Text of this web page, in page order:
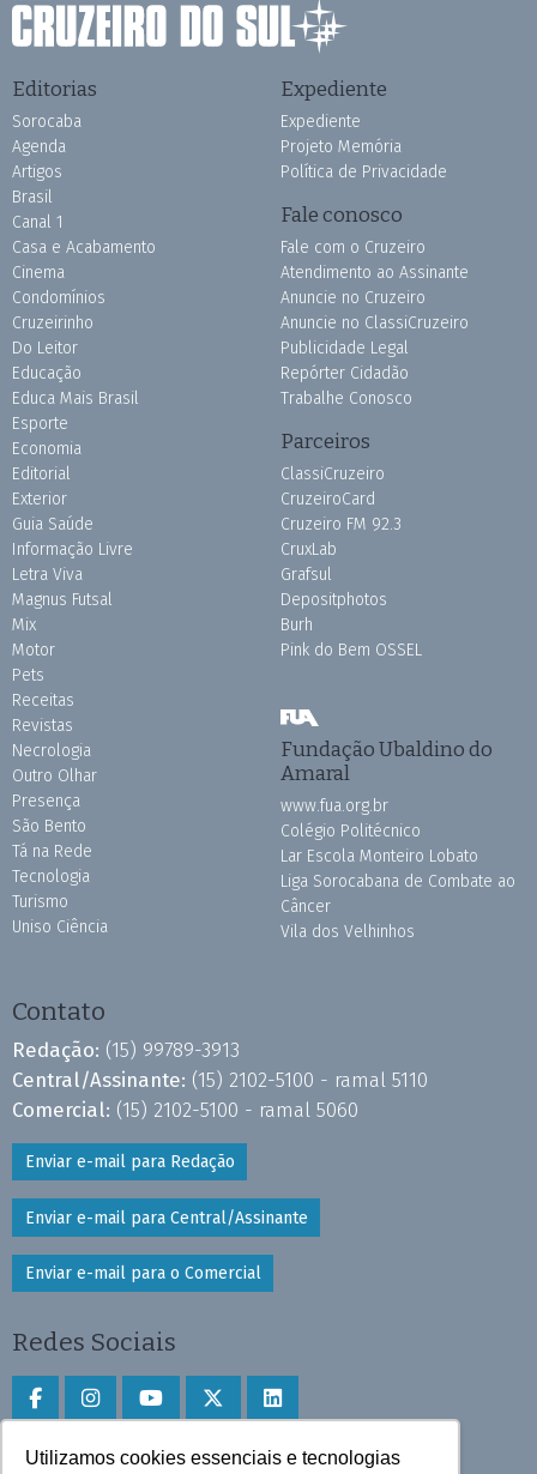
Utilizamos cookies essenciais e tecnologias
Editorias
Sorocaba
Agenda
Artigos
Brasil
Canal 1
Casa e Acabamento
Cinema
Condomínios
Cruzeirinho
Do Leitor
Educação
Educa Mais Brasil
Esporte
Economia
Editorial
Exterior
Guia Saúde
Informação Livre
Letra Viva
Magnus Futsal
Mix
Motor
Pets
Receitas
Revistas
Necrologia
Outro Olhar
Presença
São Bento
Tá na Rede
Tecnologia
Turismo
Uniso Ciência
Expediente
Expediente
Projeto Memória
Política de Privacidade
Fale conosco
Fale com o Cruzeiro
Atendimento ao Assinante
Anuncie no Cruzeiro
Anuncie no ClassiCruzeiro
Publicidade Legal
Repórter Cidadão
Trabalhe Conosco
Parceiros
ClassiCruzeiro
CruzeiroCard
Cruzeiro FM 92.3
CruxLab
Grafsul
Depositphotos
Burh
Pink do Bem OSSEL
Fundação Ubaldino do
Amaral
www.fua.org.br
Colégio Politécnico
Lar Escola Monteiro Lobato
Liga Sorocabana de Combate ao
Câncer
Vila dos Velhinhos
Contato
Redação: (15) 99789-3913
Central/Assinante: (15) 2102-5100 - ramal 5110
Comercial: (15) 2102-5100 - ramal 5060
Enviar e-mail para Redação
Enviar e-mail para Central/Assinante
Enviar e-mail para o Comercial
Redes Sociais